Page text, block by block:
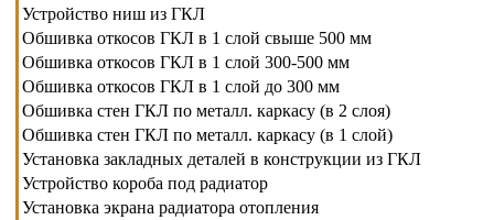
Устройство ниш из ГКЛ
Обшивка откосов ГКЛ в 1 слой свыше 500 мм
Обшивка откосов ГКЛ в 1 слой 300-500 мм
Обшивка откосов ГКЛ в 1 слой до 300 мм
Обшивка стен ГКЛ по металл. каркасу (в 2 слоя)
Обшивка стен ГКЛ по металл. каркасу (в 1 слой)
Установка закладных деталей в конструкции из ГКЛ
Устройство короба под радиатор
Установка экрана радиатора отопления